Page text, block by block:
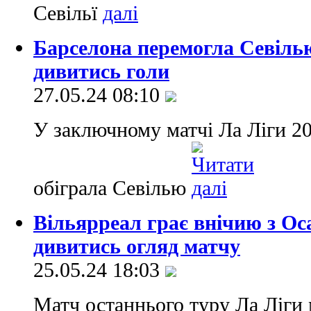
Севільї
Барселона перемогла
дивитись голи
27.05.24 08:10
У заключному матчі Ла Ліги
обіграла Севілью
Вільярреал грає внічию з
дивитись огляд матчу
25.05.24 18:03
Матч останнього туру Ла